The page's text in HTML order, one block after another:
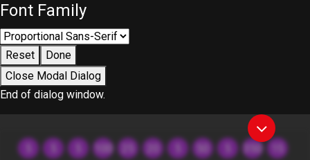
Font Family
Reset
Done
Close Modal Dialog
End of dialog window.